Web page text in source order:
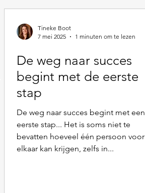
Tineke Boot
7 mei 2025
1 minuten om te lezen
De weg naar succes
begint met de eerste
stap
De weg naar succes begint met een
eerste stap... Het is soms niet te
bevatten hoeveel één persoon voor
elkaar kan krijgen, zelfs in...